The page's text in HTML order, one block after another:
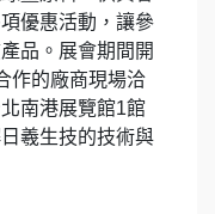
優惠活動，讓參
品。展會期間開
作的廠商現場洽
南港展覽館1館
羲生技的技術與